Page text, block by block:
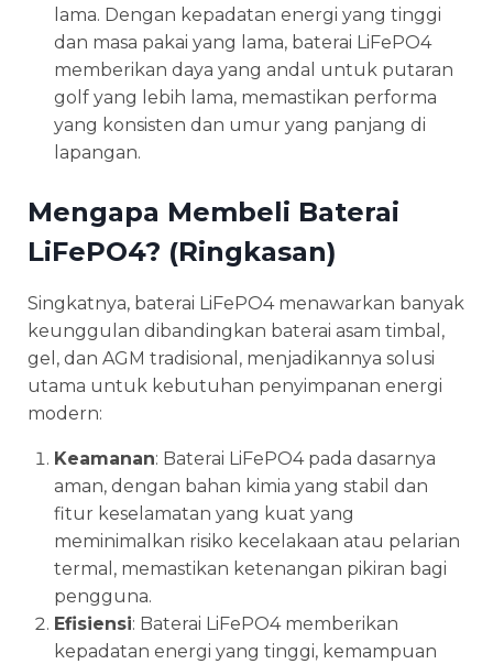
lama. Dengan kepadatan energi yang tinggi
dan masa pakai yang lama, baterai LiFePO4
memberikan daya yang andal untuk putaran
golf yang lebih lama, memastikan performa
yang konsisten dan umur yang panjang di
lapangan.
Mengapa Membeli Baterai
LiFePO4? (Ringkasan)
Singkatnya, baterai LiFePO4 menawarkan banyak
keunggulan dibandingkan baterai asam timbal,
gel, dan AGM tradisional, menjadikannya solusi
utama untuk kebutuhan penyimpanan energi
modern:
Keamanan: Baterai LiFePO4 pada dasarnya
aman, dengan bahan kimia yang stabil dan
fitur keselamatan yang kuat yang
meminimalkan risiko kecelakaan atau pelarian
termal, memastikan ketenangan pikiran bagi
pengguna.
Efisiensi: Baterai LiFePO4 memberikan
kepadatan energi yang tinggi, kemampuan